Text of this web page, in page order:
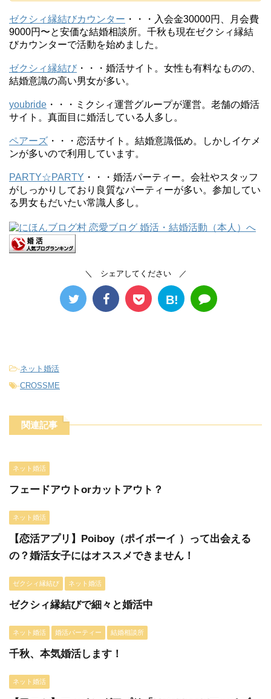
ゼクシィ縁結びカウンター ・・・入会金30000円、月会費
9000円〜と安価な結婚相談所。千秋も現在ゼクシィ縁結
びカウンターで活動を始めました。
ゼクシィ縁結び ・・・婚活サイト。女性も有料なものの、
結婚意識の高い男女が多い。
youbride ・・・ミクシィ運営グループが運営。老舗の婚活
サイト。真面目に婚活している人多し。
ペアーズ ・・・恋活サイト。結婚意識低め。しかしイケメ
ンが多いので利用しています。
PARTY☆PARTY ・・・婚活パーティー。会社やスタッフ
がしっかりしており良質なパーティーが多い。参加してい
る男女もだいたい常識人多し。
＼ シェアしてください ／
B!
-ネット婚活
-CROSSME
関連記事
ネット婚活
フェードアウトorカットアウト？
ネット婚活
【恋活アプリ】Poiboy（ポイボーイ ）って出会える
の？婚活女子にはオススメできません！
ゼクシィ縁結び ネット婚活
ゼクシィ縁結びで細々と婚活中
ネット婚活 婚活パーティー 結婚相談所
千秋、本気婚活します！
ネット婚活